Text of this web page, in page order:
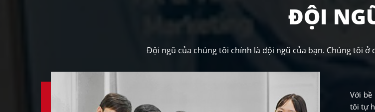
ĐỘI
Đội ngũ của chúng tôi chính là đội ngũ của bạn. Chúng tôi ở
Với
tôi tự